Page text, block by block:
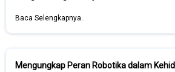
Baca Selengkapnya..
Mengungkap Peran Robotika dalam